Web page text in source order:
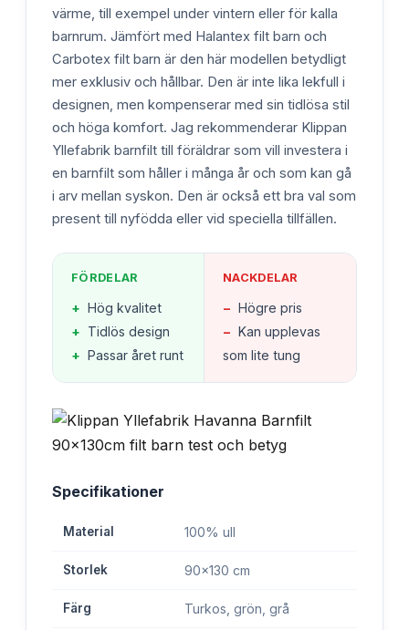
värme, till exempel under vintern eller för kalla
barnrum. Jämfört med Halantex filt barn och
Carbotex filt barn är den här modellen betydligt
mer exklusiv och hållbar. Den är inte lika lekfull i
designen, men kompenserar med sin tidlösa stil
och höga komfort. Jag rekommenderar Klippan
Yllefabrik barnfilt till föräldrar som vill investera i
en barnfilt som håller i många år och som kan gå
i arv mellan syskon. Den är också ett bra val som
present till nyfödda eller vid speciella tillfällen.
FÖRDELAR
+ Hög kvalitet
+ Tidlös design
+ Passar året runt
NACKDELAR
− Högre pris
− Kan upplevas
som lite tung
Specifikationer
Material 100% ull
Storlek 90x130 cm
Färg Turkos, grön, grå